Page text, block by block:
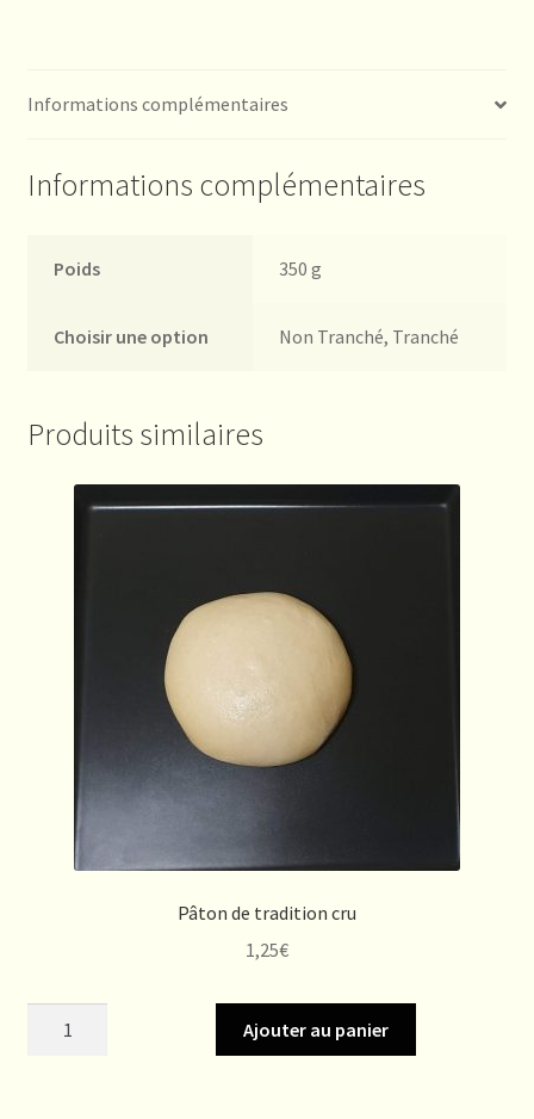
Informations complémentaires
Informations complémentaires
Poids 350 g
Choisir une option Non Tranché, Tranché
Produits similaires
Pâton de tradition cru
1,25€
Ajouter au panier